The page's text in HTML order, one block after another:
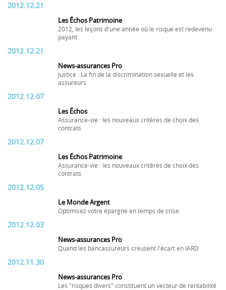
2012.12.21
Les Échos Patrimoine
2012, les leçons d'une année où le risque est redevenu
payant
2012.12.21
News-assurances Pro
Justice : La fin de la discrimination sexuelle et les
assureurs
2012.12.07
Les Échos
Assurance-vie : les nouveaux critères de choix des
contrats
2012.12.07
Les Échos Patrimoine
Assurance-vie : les nouveaux critères de choix des
contrats
2012.12.05
Le Monde Argent
Optimisez votre épargne en temps de crise
2012.12.03
News-assurances Pro
Quand les bancassureurs creusent l'écart en IARD
2012.11.30
News-assurances Pro
Les "risques divers" constituent un vecteur de rentabilité